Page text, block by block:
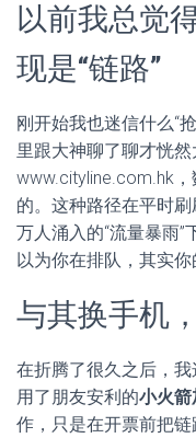
以前我总觉
现是“链路”
刚开始我也迷信什么“
里跟大神聊了聊才恍
www.cityline.com.hk
的。这种路径在平时
万人涌入的“流量暴雨
以为你在排队，其实你
与其换手机
在折腾了很久之后，
用了朋友安利的小火箭
作，只是在开票前把